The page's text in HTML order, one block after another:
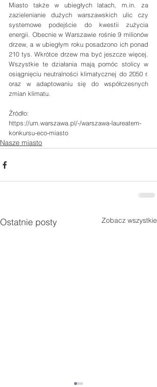
Miasto także w ubiegłych latach, m.in. za
zazielenianie dużych warszawskich ulic czy
systemowe podejście do kwestii zużycia
energii. Obecnie w Warszawie rośnie 9 milionów
drzew, a w ubiegłym roku posadzono ich ponad
210 tys. Wkrótce drzew ma być jeszcze więcej.
Wszystkie te działania mają pomóc stolicy w
osiągnięciu neutralności klimatycznej do 2050 r.
oraz w adaptowaniu się do współczesnych
zmian klimatu.
Źródło:
https://um.warszawa.pl/-/warszawa-laureatem-
konkursu-eco-miasto
Nasze miasto
Ostatnie posty Zobacz wszystkie